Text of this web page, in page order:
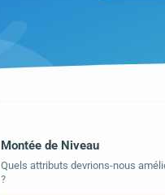
Montée de Niveau
Quels attributs devrions-nous
?